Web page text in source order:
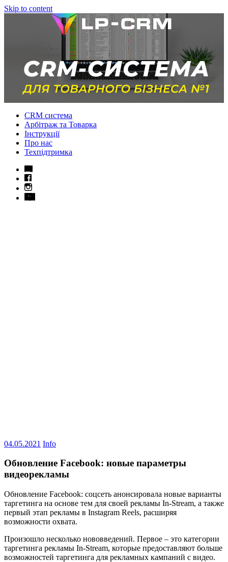
Skip to content
CRM система
Арбітраж та Товарка
Інструкції
Про нас
Техпідтримка
04.05.2021 Info
Обновление Facebook: новые параметры
видеорекламы
Обновление Facebook: соцсеть анонсировала новые варианты
таргетинга на основе тем для своей рекламы In-Stream, а также
первый этап рекламы в Instagram Reels, расширяя
возможности охвата.
Произошло несколько нововведений. Первое – это категории
таргетинга рекламы In-Stream, которые предоставляют больше
возможностей таргетинга для рекламных кампаний с видео.